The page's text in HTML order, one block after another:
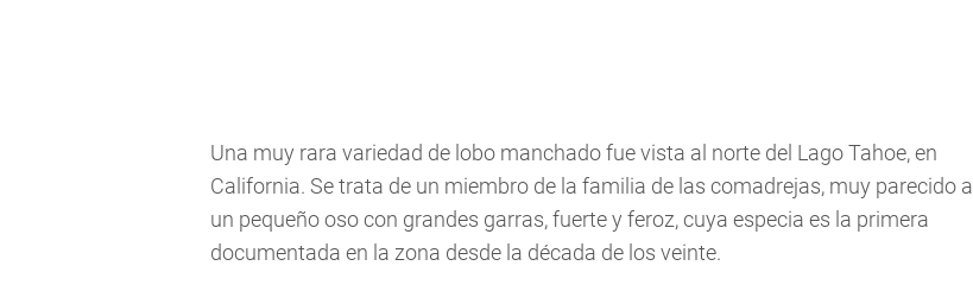
Una muy rara variedad de lobo manchado fue vista al norte del Lago Tahoe, en
California. Se trata de un miembro de la familia de las comadrejas, muy parecido a
un pequeño oso con grandes garras, fuerte y feroz, cuya especia es la primera
documentada en la zona desde la década de los veinte.